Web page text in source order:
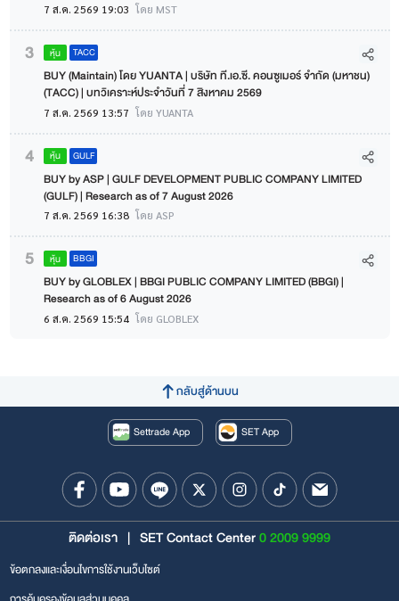
7 ส.ค. 2569 19:03 โดย MST
3 หุ้น TACC
BUY (Maintain) โดย YUANTA | บริษัท ที.เอ.ซี. คอนซูเมอร์ จำกัด (มหาชน)
(TACC) | บทวิเคราะห์ประจำวันที่ 7 สิงหาคม 2569
7 ส.ค. 2569 13:57 โดย YUANTA
4 หุ้น GULF
BUY by ASP | GULF DEVELOPMENT PUBLIC COMPANY LIMITED
(GULF) | Research as of 7 August 2026
7 ส.ค. 2569 16:38 โดย ASP
5 หุ้น BBGI
BUY by GLOBLEX | BBGI PUBLIC COMPANY LIMITED (BBGI) |
Research as of 6 August 2026
6 ส.ค. 2569 15:54 โดย GLOBLEX
กลับสู่ด้านบน
Settrade App SET App
ติดต่อเรา | SET Contact Center0 2009 9999
ข้อตกลงและเงื่อนไขการใช้งานเว็บไซต์